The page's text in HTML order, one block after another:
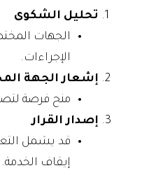
تحليل الشكوى
الجهات
الإجراءات.
إشعار الجهة
منح فرصة
إصدار القرار
قد يشمل
إيقاف الخدمة.